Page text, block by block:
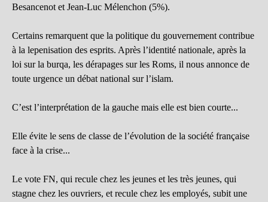
Besancenot et Jean-Luc Mélenchon (5%).
Certains remarquent que la politique du gouvernement contribue
à la lepenisation des esprits. Après l’identité nationale, après la
loi sur la burqa, les dérapages sur les Roms, il nous annonce de
toute urgence un débat national sur l’islam.
C’est l’interprétation de la gauche mais elle est bien courte...
Elle évite le sens de classe de l’évolution de la société française
face à la crise...
Le vote FN, qui recule chez les jeunes et les très jeunes, qui
stagne chez les ouvriers, et recule chez les employés, subit une